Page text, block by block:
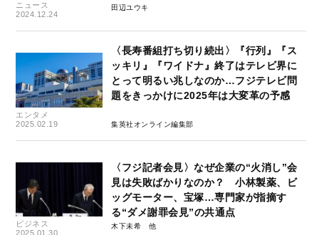
ニュース
2024.12.24
田辺ユウキ
エンタメ
2025.02.19
〈長寿番組打ち切り続出〉『行列』『ス
ッキリ』『ワイドナ』終了はテレビ界に
とって明るい兆しなのか…フジテレビ問
題をきっかけに2025年は大変革の予感
集英社オンライン編集部
ビジネス
2025.01.30
〈フジ記者会見〉なぜ企業の“火消し”会
見は失敗ばかりなのか？ 小林製薬、ビ
ッグモーター、宝塚…専門家が指摘す
る“ダメ謝罪会見”の共通点
木下未希